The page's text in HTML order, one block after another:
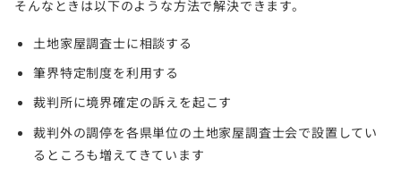
そんなときは以下のような方法で解決できます。
土地家屋調査士に相談する
筆界特定制度を利用する
裁判所に境界確定の訴えを起こす
裁判外の調停を各県単位の土地家屋調査士会で設置してい
るところも増えてきています